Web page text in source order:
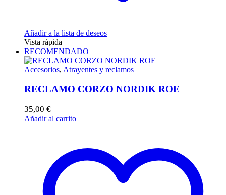
Añadir a la lista de deseos
Vista rápida
RECOMENDADO
Accesorios, Atrayentes y reclamos
RECLAMO CORZO NORDIK ROE
35,00 €
Añadir al carrito